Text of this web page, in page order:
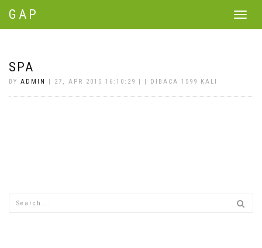
Toggle
GAP
SPA
BY ADMIN | 27, APR 2015 16:10:29 | | DIBACA 1599 KALI